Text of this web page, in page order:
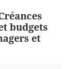
budgets
et